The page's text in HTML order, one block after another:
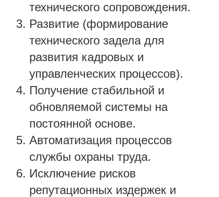
технического сопровождения.
Развитие (формирование
технического задела для
развития кадровых и
управленческих процессов).
Получение стабильной и
обновляемой системы на
постоянной основе.
Автоматизация процессов
службы охраны труда.
Исключение рисков
репутационных издержек и